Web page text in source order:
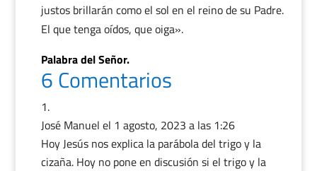
justos brillarán como el sol en el reino de su Padre.
El que tenga oídos, que oiga».
Palabra del Señor.
6 Comentarios
José Manuel el 1 agosto, 2023 a las 1:26
Hoy Jesús nos explica la parábola del trigo y la
cizaña. Hoy no pone en discusión si el trigo y la